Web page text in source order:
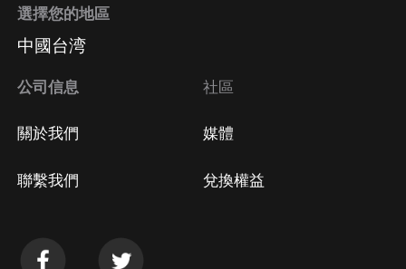
選擇您的地區
中國台湾
公司信息
關於我們
聯繫我們
社區
媒體
兌換權益